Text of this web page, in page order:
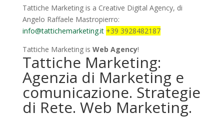
Tattiche Marketing is a Creative Digital Agency, di
Angelo Raffaele Mastropierro:
info@tattichemarketing.it +39 3928482187
Tattiche Marketing is Web Agency!
Tattiche Marketing:
Agenzia di Marketing e
comunicazione. Strategie
di Rete. Web Marketing.